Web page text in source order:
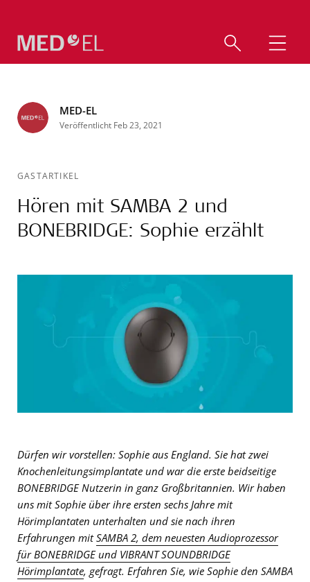
MED-EL
Veröffentlicht Feb 23, 2021
GASTARTIKEL
Hören mit SAMBA 2 und
BONEBRIDGE: Sophie erzählt
Dürfen wir vorstellen: Sophie aus England. Sie hat zwei
Knochenleitungsimplantate und war die erste beidseitige
BONEBRIDGE Nutzerin in ganz Großbritannien. Wir haben
uns mit Sophie über ihre ersten sechs Jahre mit
Hörimplantaten unterhalten und sie nach ihren
Erfahrungen mitSAMBA 2, dem neuesten Audioprozessor
für BONEBRIDGE und VIBRANT SOUNDBRIDGE
Hörimplantate, gefragt. Erfahren Sie, wie Sophie den SAMBA